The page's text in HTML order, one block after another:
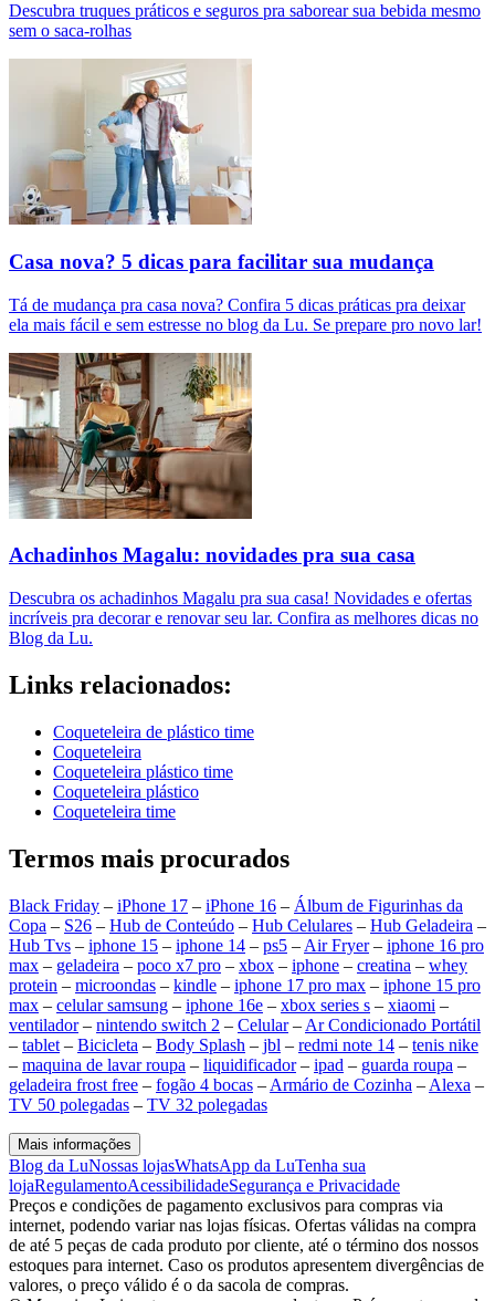
Descubra truques práticos e seguros pra saborear sua bebida mesmo
sem o saca-rolhas
Casa nova? 5 dicas para facilitar sua mudança
Tá de mudança pra casa nova? Confira 5 dicas práticas pra deixar
ela mais fácil e sem estresse no blog da Lu. Se prepare pro novo lar!
Achadinhos Magalu: novidades pra sua casa
Descubra os achadinhos Magalu pra sua casa! Novidades e ofertas
incríveis pra decorar e renovar seu lar. Confira as melhores dicas no
Blog da Lu.
Links relacionados:
Coqueteleira de plástico time
Coqueteleira
Coqueteleira plástico time
Coqueteleira plástico
Coqueteleira time
Termos mais procurados
Black Friday – iPhone 17 – iPhone 16 – Álbum de Figurinhas da
Copa – S26 – Hub de Conteúdo – Hub Celulares – Hub Geladeira –
Hub Tvs – iphone 15 – iphone 14 – ps5 – Air Fryer– iphone 16 pro
max – geladeira – poco x7 pro – xbox – iphone – creatina – whey
protein – microondas – kindle – iphone 17 pro max – iphone 15 pro
max – celular samsung – iphone 16e – xbox series s – xiaomi –
ventilador– nintendo switch 2 – Celular– Ar Condicionado Portátil
– tablet – Bicicleta – Body Splash – jbl – redmi note 14 – tenis nike
– maquina de lavar roupa – liquidificador– ipad – guarda roupa –
geladeira frost free – fogão 4 bocas – Armário de Cozinha – Alexa –
TV 50 polegadas – TV 32 polegadas
Mais informações
Blog da LuNossas lojasWhatsApp da LuTenha sua
lojaRegulamentoAcessibilidadeSegurança e Privacidade
Preços e condições de pagamento exclusivos para compras via
internet, podendo variar nas lojas físicas. Ofertas válidas na compra
de até 5 peças de cada produto por cliente, até o término dos nossos
estoques para internet. Caso os produtos apresentem divergências de
valores, o preço válido é o da sacola de compras.